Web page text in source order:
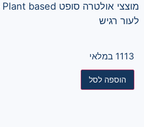
לעור רגיש
1113 במלאי
הוספה לסל